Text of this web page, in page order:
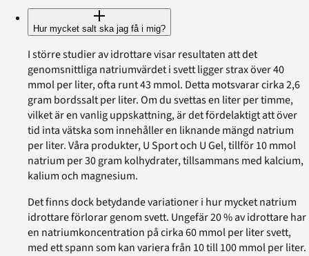
Hur mycket salt ska jag få i mig?
I större studier av idrottare visar resultaten att det
genomsnittliga natriumvärdet i svett ligger strax över 40
mmol per liter, ofta runt 43 mmol. Detta motsvarar cirka 2,6
gram bordssalt per liter. Om du svettas en liter per timme,
vilket är en vanlig uppskattning, är det fördelaktigt att över
tid inta vätska som innehåller en liknande mängd natrium
per liter. Våra produkter, U Sport och U Gel, tillför 10 mmol
natrium per 30 gram kolhydrater, tillsammans med kalcium,
kalium och magnesium.
Det finns dock betydande variationer i hur mycket natrium
idrottare förlorar genom svett. Ungefär 20 % av idrottare har
en natriumkoncentration på cirka 60 mmol per liter svett,
med ett spann som kan variera från 10 till 100 mmol per liter.